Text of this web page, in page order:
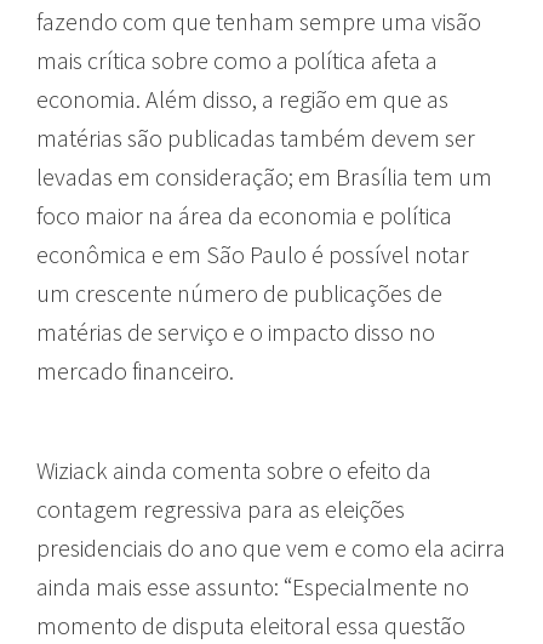
fazendo com que tenham sempre uma visão
mais crítica sobre como a política afeta a
economia. Além disso, a região em que as
matérias são publicadas também devem ser
levadas em consideração; em Brasília tem um
foco maior na área da economia e política
econômica e em São Paulo é possível notar
um crescente número de publicações de
matérias de serviço e o impacto disso no
mercado financeiro.
Wiziack ainda comenta sobre o efeito da
contagem regressiva para as eleições
presidenciais do ano que vem e como ela acirra
ainda mais esse assunto: “Especialmente no
momento de disputa eleitoral essa questão